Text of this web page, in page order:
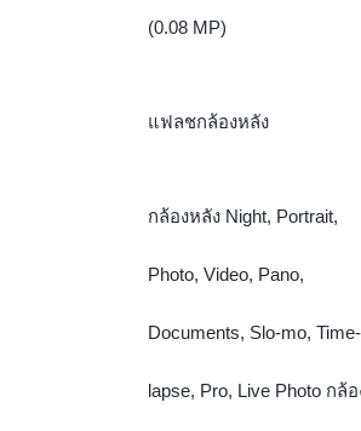
(0.08 MP)
แฟลชกล้องหลัง
กล้องหลัง Night, Portrait,
Photo, Video, Pano,
Documents, Slo-mo, Time-
lapse, Pro, Live Photo กล้อ